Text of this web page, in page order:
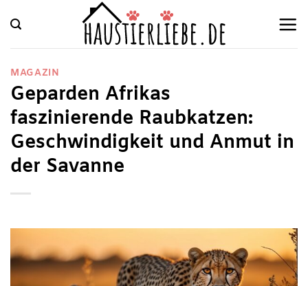
Inhalt
springen
MAGAZIN
Geparden Afrikas
faszinierende Raubkatzen:
Geschwindigkeit und Anmut in
der Savanne